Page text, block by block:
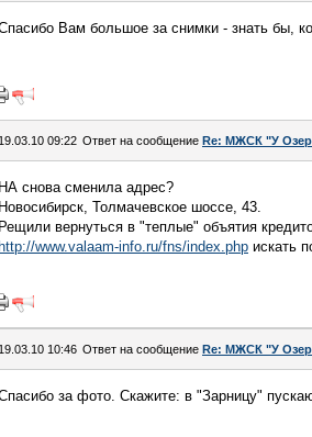
Вам большое за снимки - знать бы,
19.03.10 09:22 Ответ на сообщение Re: МЖСК "У
НА снова сменила адрес?
Новосибирск, Толмачевское шоссе, 43.
Рещили вернуться в "теплые" объятия
http://www.valaam-info.ru/fns/index.php искать
19.03.10 10:46 Ответ на сообщение Re: МЖСК "У
за фото. Скажите: в "Зарницу"